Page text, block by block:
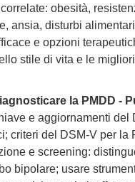
obesità,
ansia, disturbi alimentari
e opzioni
stile di vita e le
la PMDD -
e aggiornamenti
criteri del DSM-V per la
e screening:
bipolare; usare